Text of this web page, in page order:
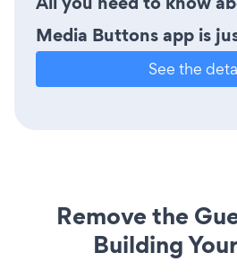
Media Buttons app is
See the
Remove the
Building